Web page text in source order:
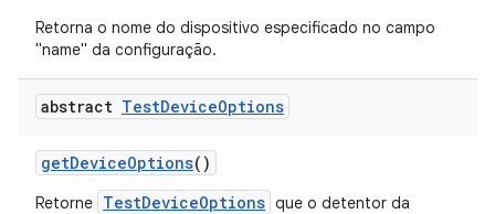
Retorna o nome do dispositivo especificado no campo
"name" da configuração.
abstract TestDeviceOptions
getDeviceOptions()
Retorne TestDeviceOptions que o detentor da